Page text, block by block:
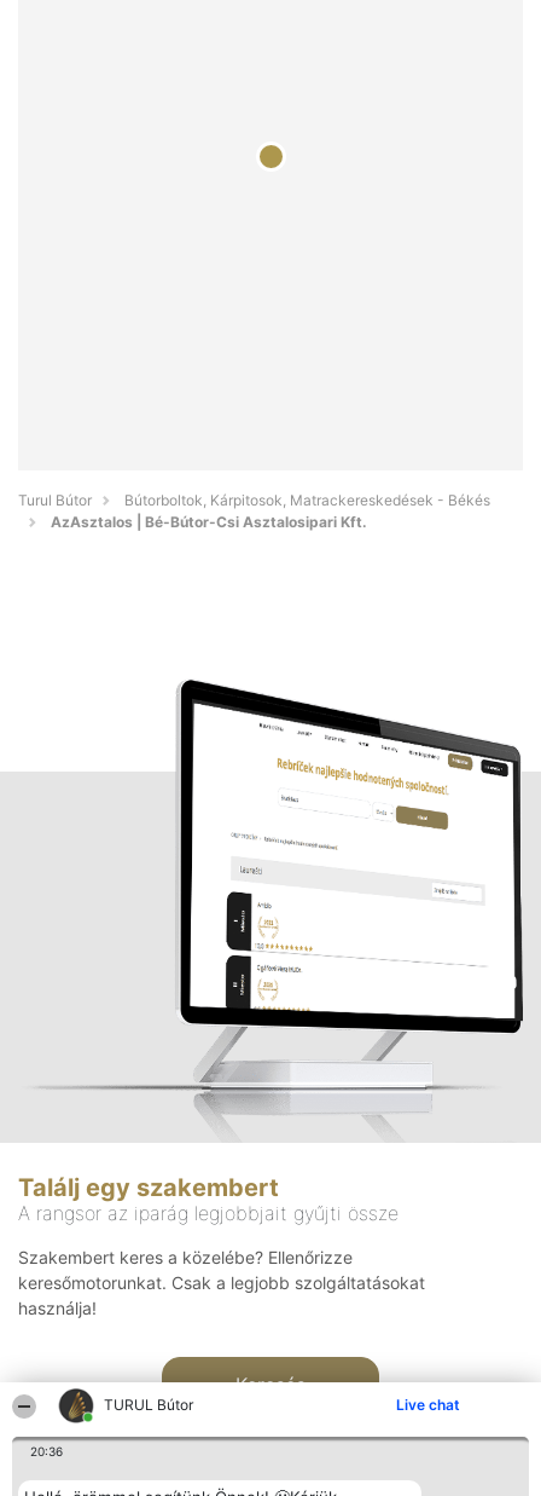
TURUL Bútor Live chat
20:36
Turul Bútor
Bútorboltok, Kárpitosok, Matrackereskedések - Békés
AzAsztalos | Bé-Bútor-Csi Asztalosipari Kft.
Találj egy szakembert
A rangsor az iparág legjobbjait gyűjti össze
Szakembert keres a közelébe? Ellenőrizze
keresőmotorunkat. Csak a legjobb szolgáltatásokat
használja!
Keresés